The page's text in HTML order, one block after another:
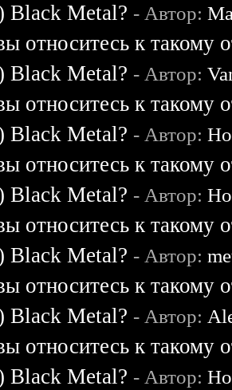
Black Metal? - Автор:
относитесь к такому
Black Metal? - Автор:
относитесь к такому
Black Metal? - Автор:
относитесь к такому
Black Metal? - Автор:
относитесь к такому
Black Metal? - Автор:
относитесь к такому
Black Metal? - Автор:
относитесь к такому
Black Metal? - Автор: